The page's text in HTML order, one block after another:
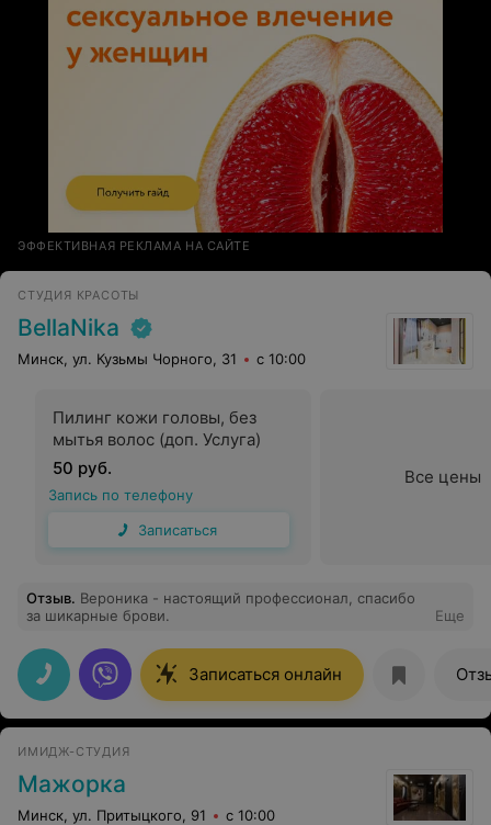
ЭФФЕКТИВНАЯ РЕКЛАМА НА САЙТЕ
СТУДИЯ КРАСОТЫ
BellaNika
Минск, ул. Кузьмы Чорного, 31 с 10:00
Пилинг кожи головы, без
мытья волос (доп. Услуга)
50 руб.
Запись по телефону
Записаться
Все цены
Отзыв. Вероника - настоящий профессионал, спасибо
за шикарные брови.
Еще
Записаться онлайн
ИМИДЖ-СТУДИЯ
Мажорка
Минск, ул. Притыцкого, 91 с 10:00